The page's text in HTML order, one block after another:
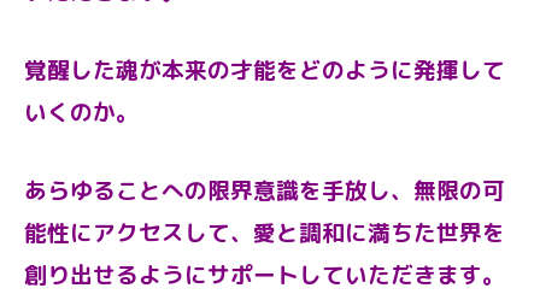
覚醒した魂が本来の才能をどのように発揮して
いくのか。
あらゆることへの限界意識を手放し、無限の可
能性にアクセスして、愛と調和に満ちた世界を
創り出せるようにサポートしていただきます。